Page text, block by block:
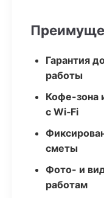
Гарантия
работы
Кофе-зона
с Wi‑Fi
сметы
Фото- и
работам